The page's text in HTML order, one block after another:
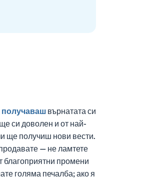
получаваш върнатата си
си доволен и от най-
ще получиш нови вести.
— не ламтете
благоприятни промени
голяма печалба; ако я